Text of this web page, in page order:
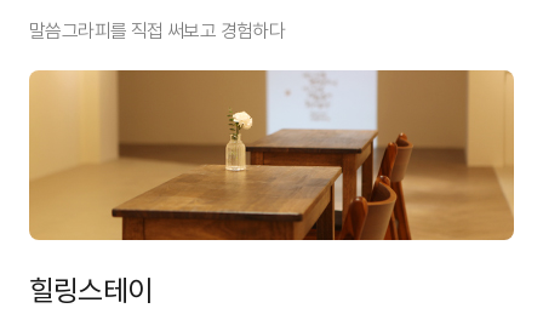
말씀그라피를 직접 써보고 경험하다
힐링스테이